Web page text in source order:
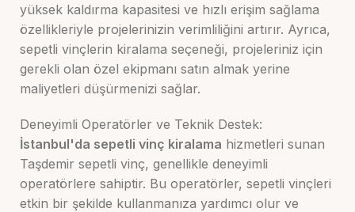
yüksek kaldırma kapasitesi ve hızlı erişim sağlama
özellikleriyle projelerinizin verimliliğini artırır. Ayrıca,
sepetli vinçlerin kiralama seçeneği, projeleriniz için
gerekli olan özel ekipmanı satın almak yerine
maliyetleri düşürmenizi sağlar.
Deneyimli Operatörler ve Teknik Destek:
İstanbul'da sepetli vinç kiralama hizmetleri sunan
Taşdemir sepetli vinç, genellikle deneyimli
operatörlere sahiptir. Bu operatörler, sepetli vinçleri
etkin bir şekilde kullanmanıza yardımcı olur ve